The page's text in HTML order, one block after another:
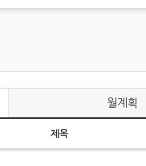
월계획
제목